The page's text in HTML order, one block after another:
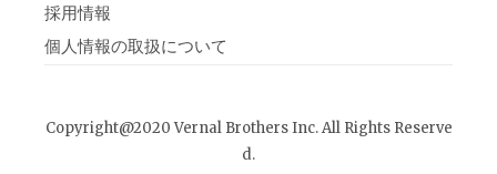
採用情報
個人情報の取扱について
Copyright@2020 Vernal Brothers Inc. All Rights Reserve
d.